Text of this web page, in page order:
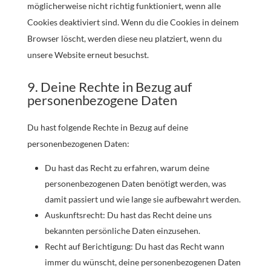
möglicherweise nicht richtig funktioniert, wenn alle
Cookies deaktiviert sind. Wenn du die Cookies in deinem
Browser löscht, werden diese neu platziert, wenn du
unsere Website erneut besuchst.
9. Deine Rechte in Bezug auf
personenbezogene Daten
Du hast folgende Rechte in Bezug auf deine
personenbezogenen Daten:
Du hast das Recht zu erfahren, warum deine
personenbezogenen Daten benötigt werden, was
damit passiert und wie lange sie aufbewahrt werden.
Auskunftsrecht: Du hast das Recht deine uns
bekannten persönliche Daten einzusehen.
Recht auf Berichtigung: Du hast das Recht wann
immer du wünscht, deine personenbezogenen Daten